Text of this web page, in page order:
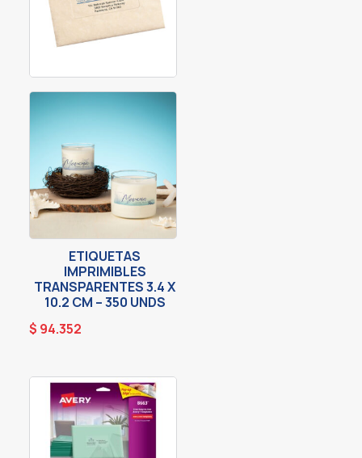
ETIQUETAS
IMPRIMIBLES
TRANSPARENTES 3.4 X
10.2 CM – 350 UNDS
$ 94.352